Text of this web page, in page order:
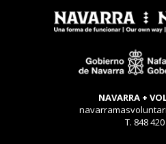
NAVARRA +
T. 848